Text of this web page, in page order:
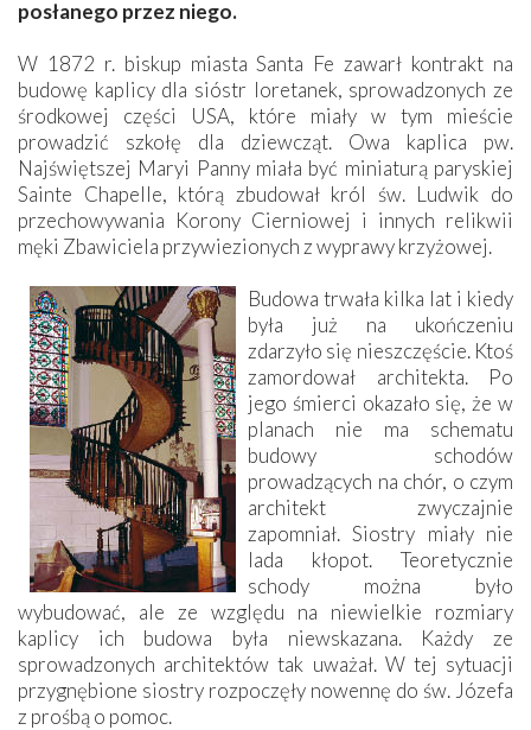
posłanego przez niego.
W 1872 r. biskup miasta Santa Fe zawarł kontrakt na
budowę kaplicy dla sióstr loretanek, sprowadzonych ze
środkowej części USA, które miały w tym mieście
prowadzić szkołę dla dziewcząt. Owa kaplica pw.
Najświętszej Maryi Panny miała być miniaturą paryskiej
Sainte Chapelle, którą zbudował król św. Ludwik do
przechowywania Korony Cierniowej i innych relikwii
męki Zbawiciela przywiezionych z wyprawy krzyżowej.
Budowa trwała kilka lat i kiedy
była już na ukończeniu
zdarzyło się nieszczęście. Ktoś
zamordował architekta. Po
jego śmierci okazało się, że w
planach nie ma schematu
budowy schodów
prowadzących na chór, o czym
architekt zwyczajnie
zapomniał. Siostry miały nie
lada kłopot. Teoretycznie
schody można było
wybudować, ale ze względu na niewielkie rozmiary
kaplicy ich budowa była niewskazana. Każdy ze
sprowadzonych architektów tak uważał. W tej sytuacji
przygnębione siostry rozpoczęły nowennę do św. Józefa
z prośbą o pomoc.